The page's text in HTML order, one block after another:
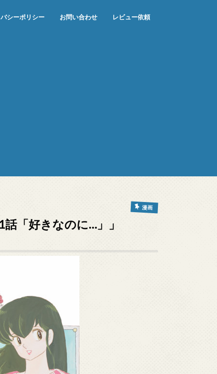
シーポリシー お問い合わせ レビュー依頼
漫画
「好きなのに…」」